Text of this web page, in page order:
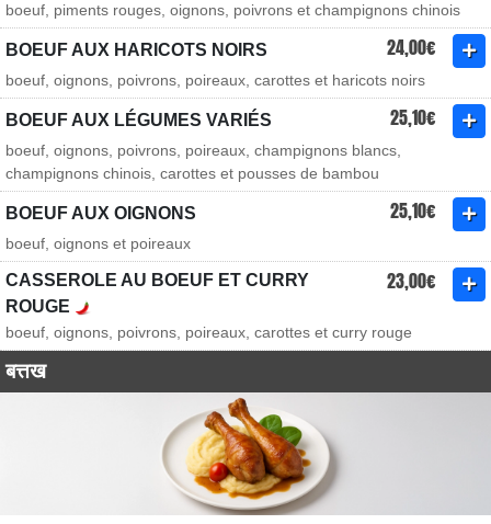
boeuf, piments rouges, oignons, poivrons et champignons chinois
BOEUF AUX HARICOTS NOIRS 24,00€
boeuf, oignons, poivrons, poireaux, carottes et haricots noirs
BOEUF AUX LÉGUMES VARIÉS 25,10€
boeuf, oignons, poivrons, poireaux, champignons blancs,
champignons chinois, carottes et pousses de bambou
BOEUF AUX OIGNONS 25,10€
boeuf, oignons et poireaux
CASSEROLE AU BOEUF ET CURRY
ROUGE
23,00€
boeuf, oignons, poivrons, poireaux, carottes et curry rouge
बत्तख